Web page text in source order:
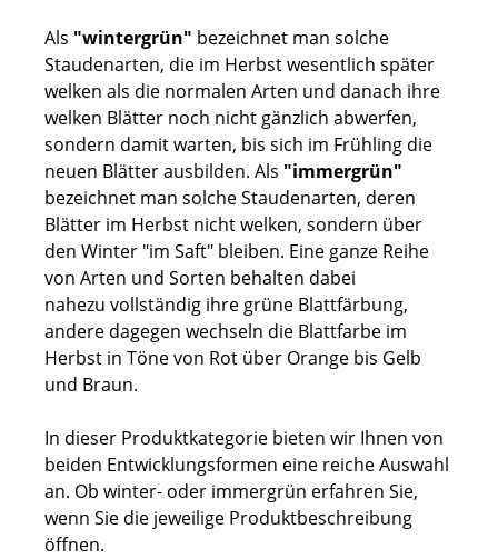
Als "wintergrün" bezeichnet man solche
Staudenarten, die im Herbst wesentlich später
welken als die normalen Arten und danach ihre
welken Blätter noch nicht gänzlich abwerfen,
sondern damit warten, bis sich im Frühling die
neuen Blätter ausbilden. Als "immergrün"
bezeichnet man solche Staudenarten, deren
Blätter im Herbst nicht welken, sondern über
den Winter "im Saft" bleiben. Eine ganze Reihe
von Arten und Sorten behalten dabei
nahezu vollständig ihre grüne Blattfärbung,
andere dagegen wechseln die Blattfarbe im
Herbst in Töne von Rot über Orange bis Gelb
und Braun.
In dieser Produktkategorie bieten wir Ihnen von
beiden Entwicklungsformen eine reiche Auswahl
an. Ob winter- oder immergrün erfahren Sie,
wenn Sie die jeweilige Produktbeschreibung
öffnen.